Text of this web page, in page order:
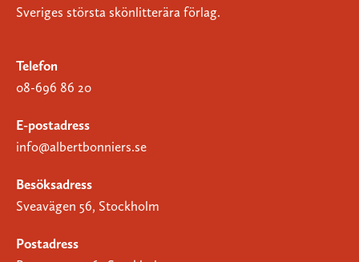
Sveriges största skönlitterära förlag.
Telefon
08-696 86 20
E-postadress
info@albertbonniers.se
Besöksadress
Sveavägen 56, Stockholm
Postadress